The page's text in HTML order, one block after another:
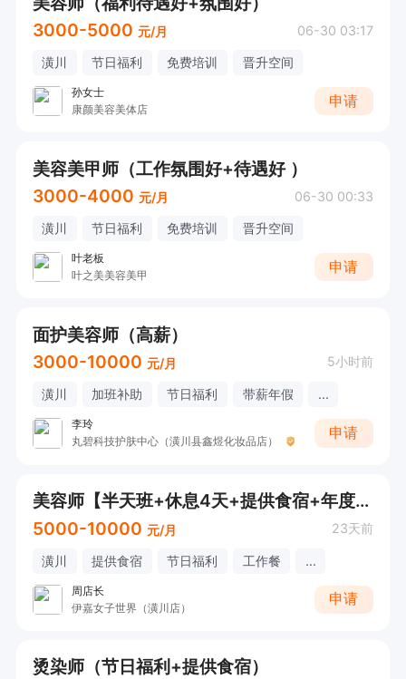
3000-5000 元/月 06-30 03:17
潢川 节日福利 免费培训 晋升空间
孙女士
康颜美容美体店
申请
美容美甲师（工作氛围好+待遇好 ）
3000-4000 元/月 06-30 00:33
潢川 节日福利 免费培训 晋升空间
叶老板
叶之美美容美甲
申请
面护美容师（高薪）
3000-10000 元/月 5小时前
潢川 加班补助 节日福利 带薪年假 ...
李玲
丸碧科技护肤中心（潢川县鑫煜化妆品店）
申请
美容师【半天班+休息4天+提供食宿+年度旅游】
5000-10000 元/月 23天前
潢川 提供食宿 节日福利 工作餐 ...
周店长
伊嘉女子世界（潢川店）
申请
烫染师（节日福利+提供食宿）